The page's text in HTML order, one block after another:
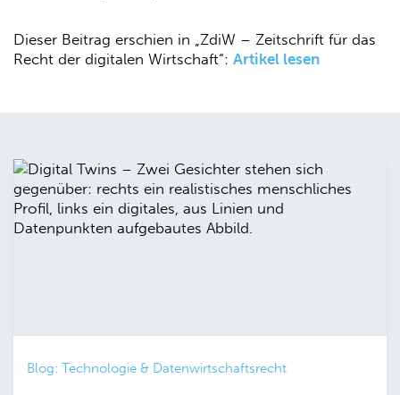
Dieser Beitrag erschien in „ZdiW – Zeitschrift für das
Recht der digitalen Wirtschaft“: Artikel lesen
Blog: Technologie & Datenwirtschaftsrecht